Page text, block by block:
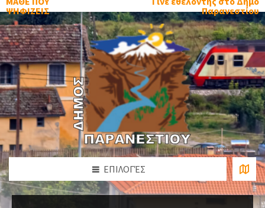
ΨΗΦΙΖΕΙΣ
Παρανεστίου
ΕΠΙΛΟΓΈΣ